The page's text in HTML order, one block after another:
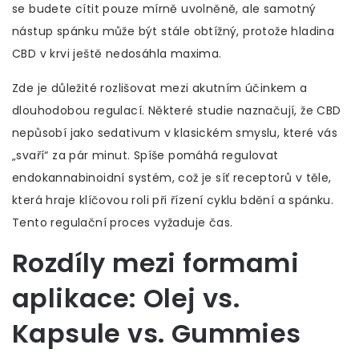
se budete cítit pouze mírně uvolněně, ale samotný
nástup spánku může být stále obtížný, protože hladina
CBD v krvi ještě nedosáhla maxima.
Zde je důležité rozlišovat mezi akutním účinkem a
dlouhodobou regulací. Některé studie naznačují, že CBD
nepůsobí jako sedativum v klasickém smyslu, které vás
„svaří“ za pár minut. Spíše pomáhá regulovat
endokannabinoidní systém, což je síť receptorů v těle,
která hraje klíčovou roli při řízení cyklu bdění a spánku.
Tento regulační proces vyžaduje čas.
Rozdíly mezi formami
aplikace: Olej vs.
Kapsule vs. Gummies